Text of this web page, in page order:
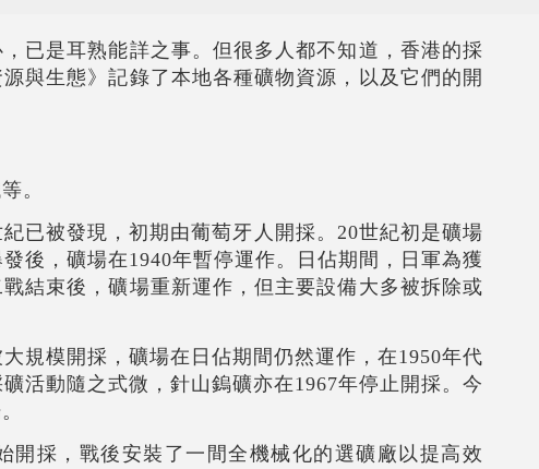
已是耳熟能詳之事。但很多人都不知道，香港的採
與生態》記錄了本地各種礦物資源，以及它們的開
。
已被發現，初期由葡萄牙人開採。20世紀初是礦場
後，礦場在1940年暫停運作。日佔期間，日軍為獲
結束後，礦場重新運作，但主要設備大多被拆除或
規模開採，礦場在日佔期間仍然運作，在1950年代
活動隨之式微，針山鎢礦亦在1967年停止開採。今
開採，戰後安裝了一間全機械化的選礦廠以提高效